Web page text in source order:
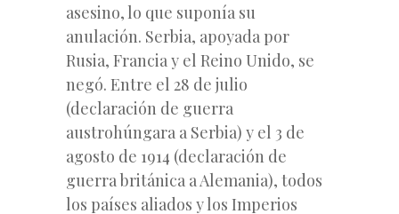
asesino, lo que suponía su
anulación. Serbia, apoyada por
Rusia, Francia y el Reino Unido, se
negó. Entre el 28 de julio
(declaración de guerra
austrohúngara a Serbia) y el 3 de
agosto de 1914 (declaración de
guerra británica a Alemania), todos
los países aliados y los Imperios